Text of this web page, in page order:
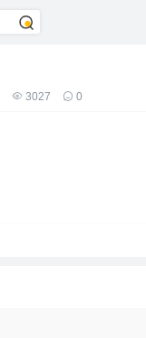
3027 0